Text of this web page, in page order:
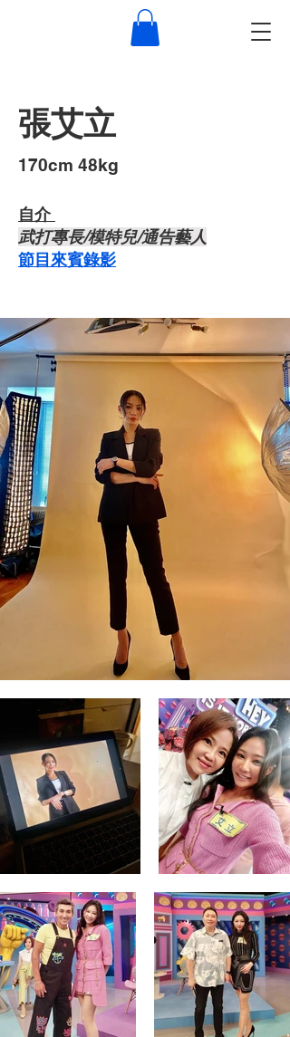
張艾立
​170cm 48kg
自介 ​
武打專長/模特兒/通告藝人
節目來賓錄影